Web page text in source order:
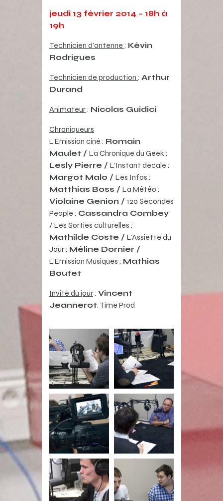
jeudi 13 février 2014 – 18h à
19h
Technicien d’antenne : Kévin
Rodrigues
Technicien de production : Arthur
Durand
Animateur: Nicolas Guidici
Chroniqueurs
L’Émission ciné : Romain
Maulet / La Chronique du Geek :
Lesly Pierre / L’Instant décalé :
Margot Malo / Les Infos :
Matthias Boss / La Météo :
Violaine Genion / 120 Secondes
People : Cassandra Combey
/ Les Sorties culturelles :
Mathilde Coste / L’Assiette du
Jour : Méline Dornier /
L’Émission Musiques : Mathias
Boutet
Invité du jour: Vincent
Jeannerot, Time Prod